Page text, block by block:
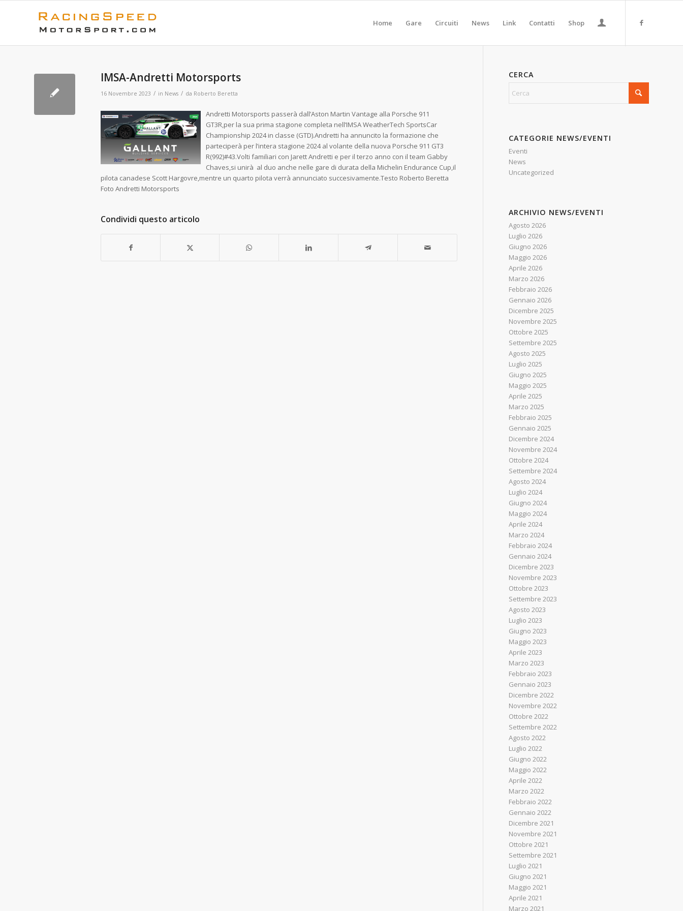
Home Gare Circuiti News Link Contatti Shop
IMSA-Andretti Motorsports
16 Novembre 2023 / in News / da Roberto Beretta
Andretti Motorsports passerà dall’Aston Martin Vantage alla Porsche 911
GT3R,per la sua prima stagione completa nell’IMSA WeatherTech SportsCar
Championship 2024 in classe (GTD).Andretti ha annuncito la formazione che
parteciperà per l’intera stagione 2024 al volante della nuova Porsche 911 GT3
R(992)#43.Volti familiari con Jarett Andretti e per il terzo anno con il team Gabby
Chaves,si unirà al duo anche nelle gare di durata della Michelin Endurance Cup,il
pilota canadese Scott Hargovre,mentre un quarto pilota verrà annunciato succesivamente.Testo Roberto Beretta
Foto Andretti Motorsports
Condividi questo articolo
CERCA
CATEGORIE NEWS/EVENTI
Eventi
News
Uncategorized
ARCHIVIO NEWS/EVENTI
Agosto 2026
Luglio 2026
Giugno 2026
Maggio 2026
Aprile 2026
Marzo 2026
Febbraio 2026
Gennaio 2026
Dicembre 2025
Novembre 2025
Ottobre 2025
Settembre 2025
Agosto 2025
Luglio 2025
Giugno 2025
Maggio 2025
Aprile 2025
Marzo 2025
Febbraio 2025
Gennaio 2025
Dicembre 2024
Novembre 2024
Ottobre 2024
Settembre 2024
Agosto 2024
Luglio 2024
Giugno 2024
Maggio 2024
Aprile 2024
Marzo 2024
Febbraio 2024
Gennaio 2024
Dicembre 2023
Novembre 2023
Ottobre 2023
Settembre 2023
Agosto 2023
Luglio 2023
Giugno 2023
Maggio 2023
Aprile 2023
Marzo 2023
Febbraio 2023
Gennaio 2023
Dicembre 2022
Novembre 2022
Ottobre 2022
Settembre 2022
Agosto 2022
Luglio 2022
Giugno 2022
Maggio 2022
Aprile 2022
Marzo 2022
Febbraio 2022
Gennaio 2022
Dicembre 2021
Novembre 2021
Ottobre 2021
Settembre 2021
Luglio 2021
Giugno 2021
Maggio 2021
Aprile 2021
Marzo 2021